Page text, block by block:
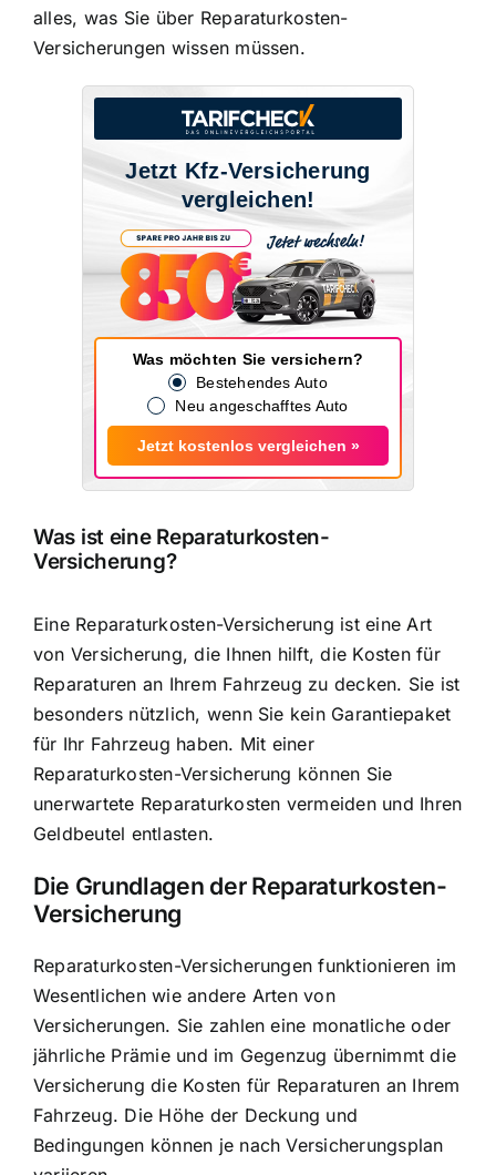
alles, was Sie über Reparaturkosten-
Versicherungen wissen müssen.
Jetzt Kfz-Versicherung
vergleichen!
Was möchten Sie versichern?
Bestehendes Auto
Neu angeschafftes Auto
Jetzt kostenlos vergleichen »
Was ist eine Reparaturkosten-
Versicherung?
Eine Reparaturkosten-Versicherung ist eine Art
von Versicherung, die Ihnen hilft, die Kosten für
Reparaturen an Ihrem Fahrzeug zu decken. Sie ist
besonders nützlich, wenn Sie kein Garantiepaket
für Ihr Fahrzeug haben. Mit einer
Reparaturkosten-Versicherung können Sie
unerwartete Reparaturkosten vermeiden und Ihren
Geldbeutel entlasten.
Die Grundlagen der Reparaturkosten-
Versicherung
Reparaturkosten-Versicherungen funktionieren im
Wesentlichen wie andere Arten von
Versicherungen. Sie zahlen eine monatliche oder
jährliche Prämie und im Gegenzug übernimmt die
Versicherung die Kosten für Reparaturen an Ihrem
Fahrzeug. Die Höhe der Deckung und
Bedingungen können je nach Versicherungsplan